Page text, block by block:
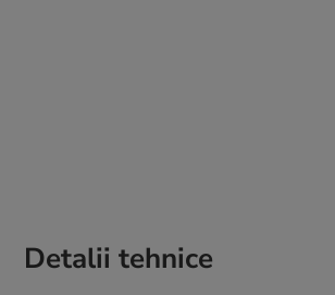
Detalii tehnice